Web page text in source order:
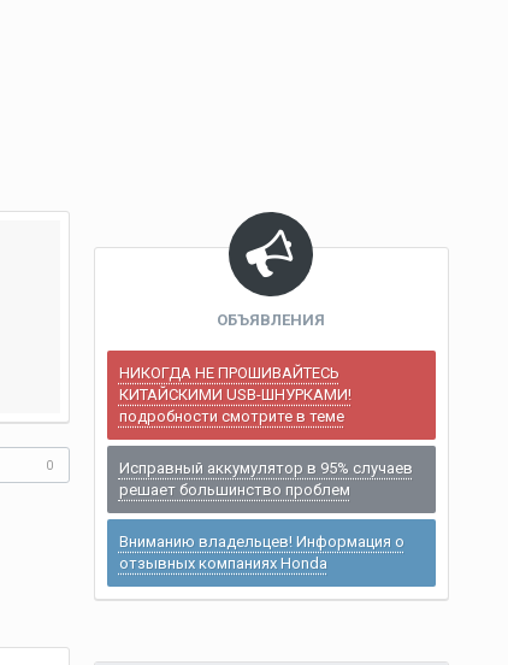
0
ОБЪЯВЛЕНИЯ
НИКОГДА НЕ ПРОШИВАЙТЕСЬ
КИТАЙСКИМИ USB-ШНУРКАМИ!
подробности смотрите в теме
Исправный аккумулятор в 95% случаев
решает большинство проблем
Вниманию владельцев! Информация о
отзывных компаниях Honda